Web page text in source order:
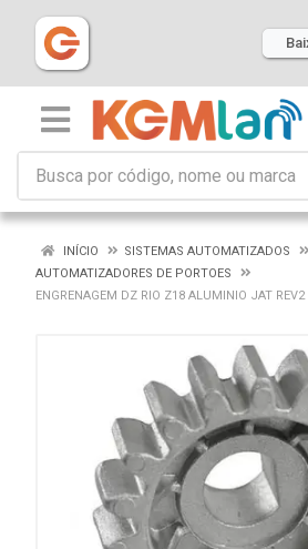
INÍCIO
SISTEMAS AUTOMATIZADOS
AUTOMATIZADORES DE PORTOES
ENGRENAGEM DZ RIO Z18 ALUMINIO JAT REV2